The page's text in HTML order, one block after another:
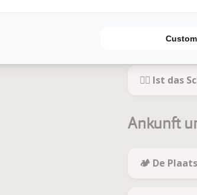
🎭 Wann
🏊‍♀️ Ist das
Ankunft
🏕️ De Plaats